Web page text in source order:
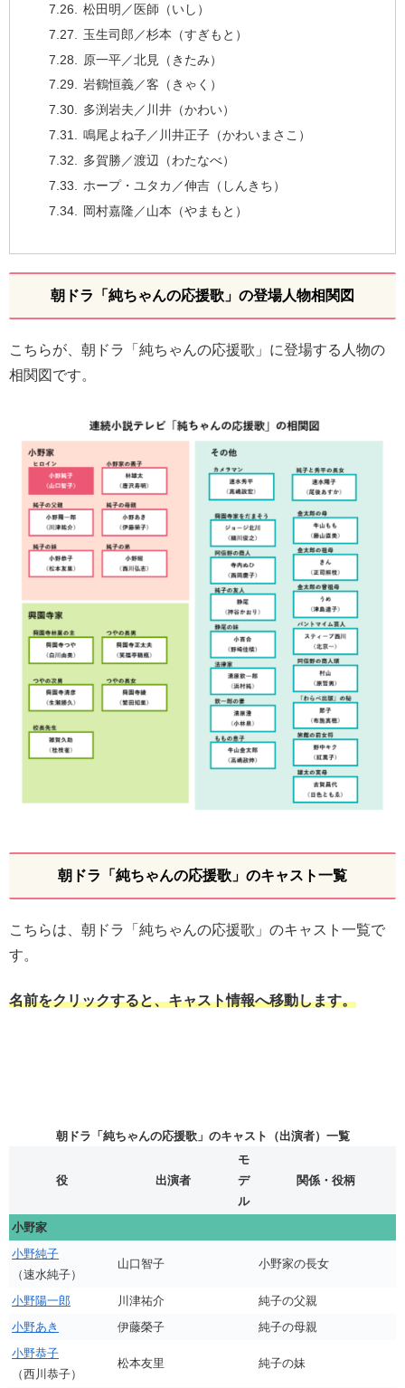
松田明／医師（いし）
玉生司郎／杉本（すぎもと）
原一平／北見（きたみ）
岩鶴恒義／客（きゃく）
多渕岩夫／川井（かわい）
鳴尾よね子／川井正子（かわいまさこ）
多賀勝／渡辺（わたなべ）
ホープ・ユタカ／伸吉（しんきち）
岡村嘉隆／山本（やまもと）
朝ドラ「純ちゃんの応援歌」の登場人物相関図
こちらが、朝ドラ「純ちゃんの応援歌」に登場する人物の
相関図です。
朝ドラ「純ちゃんの応援歌」のキャスト一覧
こちらは、朝ドラ「純ちゃんの応援歌」のキャスト一覧で
す。
名前をクリックすると、キャスト情報へ移動します。
朝ドラ「純ちゃんの応援歌」のキャスト（出演者）一覧
役 出演者
モ
デ
ル
関係・役柄
小野家
小野純子
（速水純子）
山口智子 小野家の長女
小野陽一郎 川津祐介
純子の父親
小野あき
伊藤榮子
純子の母親
小野恭子
（西川恭子）
松本友里 純子の妹